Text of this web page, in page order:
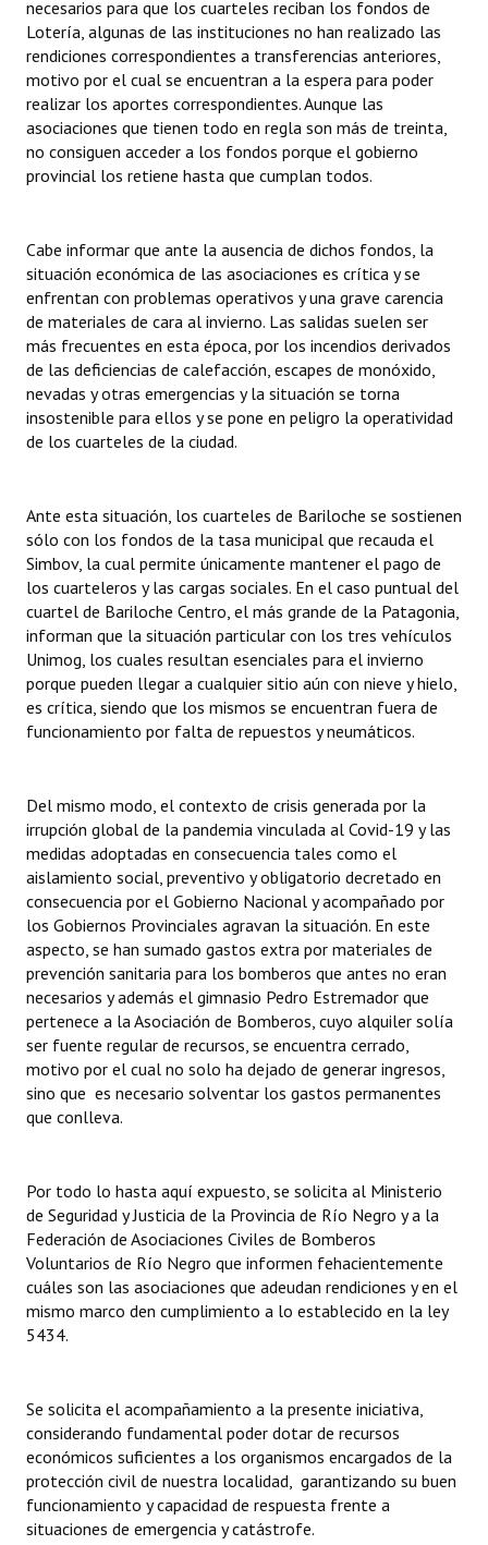
necesarios para que los cuarteles reciban los fondos de
Lotería, algunas de las instituciones no han realizado las
rendiciones correspondientes a transferencias anteriores,
motivo por el cual se encuentran a la espera para poder
realizar los aportes correspondientes. Aunque las
asociaciones que tienen todo en regla son más de treinta,
no consiguen acceder a los fondos porque el gobierno
provincial los retiene hasta que cumplan todos.
Cabe informar que ante la ausencia de dichos fondos, la
situación económica de las asociaciones es crítica y se
enfrentan con problemas operativos y una grave carencia
de materiales de cara al invierno. Las salidas suelen ser
más frecuentes en esta época, por los incendios derivados
de las deficiencias de calefacción, escapes de monóxido,
nevadas y otras emergencias y la situación se torna
insostenible para ellos y se pone en peligro la operatividad
de los cuarteles de la ciudad.
Ante esta situación, los cuarteles de Bariloche se sostienen
sólo con los fondos de la tasa municipal que recauda el
Simbov, la cual permite únicamente mantener el pago de
los cuarteleros y las cargas sociales. En el caso puntual del
cuartel de Bariloche Centro, el más grande de la Patagonia,
informan que la situación particular con los tres vehículos
Unimog, los cuales resultan esenciales para el invierno
porque pueden llegar a cualquier sitio aún con nieve y hielo,
es crítica, siendo que los mismos se encuentran fuera de
funcionamiento por falta de repuestos y neumáticos.
Del mismo modo, el contexto de crisis generada por la
irrupción global de la pandemia vinculada al Covid-19 y las
medidas adoptadas en consecuencia tales como el
aislamiento social, preventivo y obligatorio decretado en
consecuencia por el Gobierno Nacional y acompañado por
los Gobiernos Provinciales agravan la situación. En este
aspecto, se han sumado gastos extra por materiales de
prevención sanitaria para los bomberos que antes no eran
necesarios y además el gimnasio Pedro Estremador que
pertenece a la Asociación de Bomberos, cuyo alquiler solía
ser fuente regular de recursos, se encuentra cerrado,
motivo por el cual no solo ha dejado de generar ingresos,
sino que es necesario solventar los gastos permanentes
que conlleva.
Por todo lo hasta aquí expuesto, se solicita al Ministerio
de Seguridad y Justicia de la Provincia de Río Negro y a la
Federación de Asociaciones Civiles de Bomberos
Voluntarios de Río Negro que informen fehacientemente
cuáles son las asociaciones que adeudan rendiciones y en el
mismo marco den cumplimiento a lo establecido en la ley
5434.
Se solicita el acompañamiento a la presente iniciativa,
considerando fundamental poder dotar de recursos
económicos suficientes a los organismos encargados de la
protección civil de nuestra localidad, garantizando su buen
funcionamiento y capacidad de respuesta frente a
situaciones de emergencia y catástrofe.